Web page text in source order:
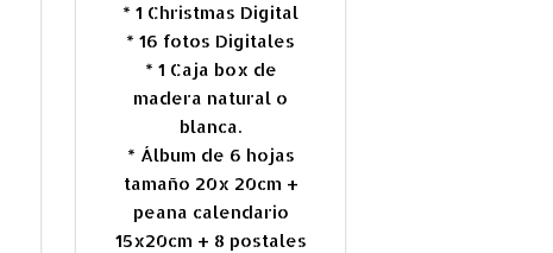
* 1 Christmas Digital
* 16 fotos Digitales
* 1 Caja box de
madera natural o
blanca.
* Álbum de 6 hojas
tamaño 20x 20cm +
peana calendario
15x20cm + 8 postales